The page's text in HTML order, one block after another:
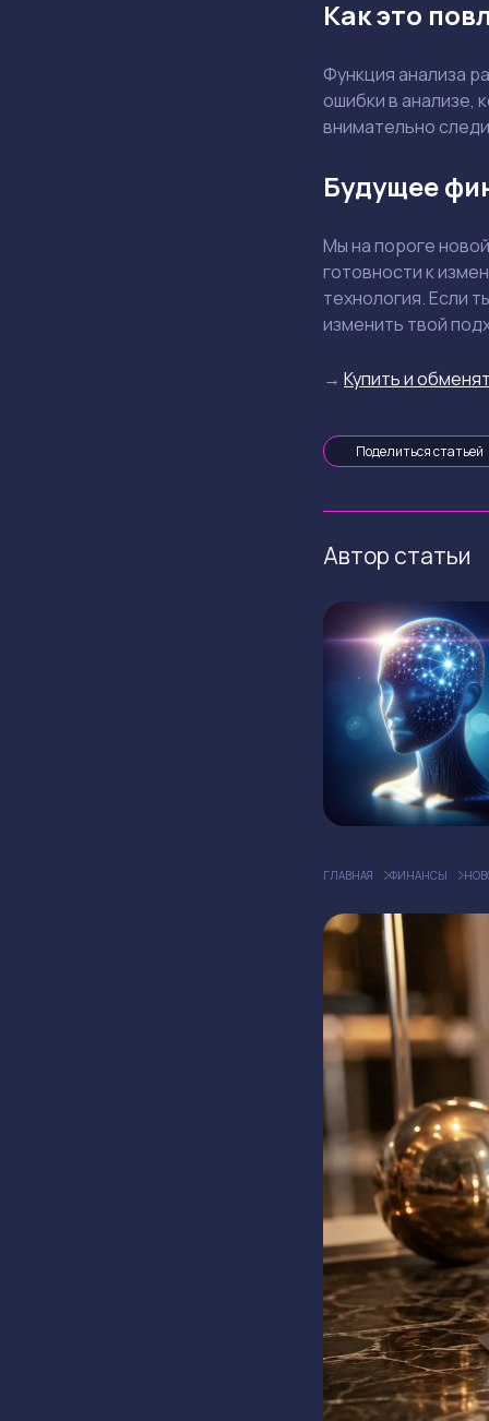
Как это
Функция анализа
ошибки в анализе,
внимательно
Будущее
Мы на пороге
готовности к
технология. Если
изменить твой
→ Купить и
Поделиться статьей
Автор статьи
ГЛАВНАЯ ФИНАНСЫ